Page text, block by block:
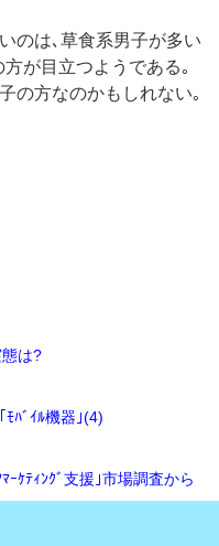
のは､草食系男子が多い
が目立つようである｡
の方なのかもしれない｡
態は?
ﾓﾊﾞｲﾙ機器｣(4)
ｰｹﾃｨﾝｸﾞ支援｣市場調査から